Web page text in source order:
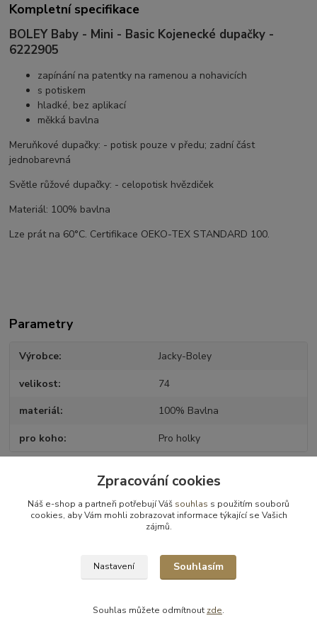
Kompletní specifikace
BOLEY Baby - Mini - Basic Kojenecké dupačky -
6222905
zapínání na patentky na ramenou a nohavicích
s potiskem
hladké, bez aplikací
měkká bavlna
Meruňkové dupačky: - potisk pouze v předu; zadní část
jednobarevná
Světle růžové dupačky: - celopotisk hvězdiček
Materiál: 100% bavlna
Lze prát na 60°C. Certifikace OEKO-TEX STANDARD 100.
Parametry
Výrobce Jacky-Boley
velikost 74
materiál 100% Bavlna
pro koho Pro holky
Zboží zařazeno v kategoriích
Dětské a kojenecké oblečení
Zpracování cookies
Náš e-shop a partneři potřebují Váš souhlas s použitím souborů
cookies, aby Vám mohli zobrazovat informace týkající se Vašich
zájmů.
Nastavení Souhlasím
Souhlas můžete odmítnout zde.